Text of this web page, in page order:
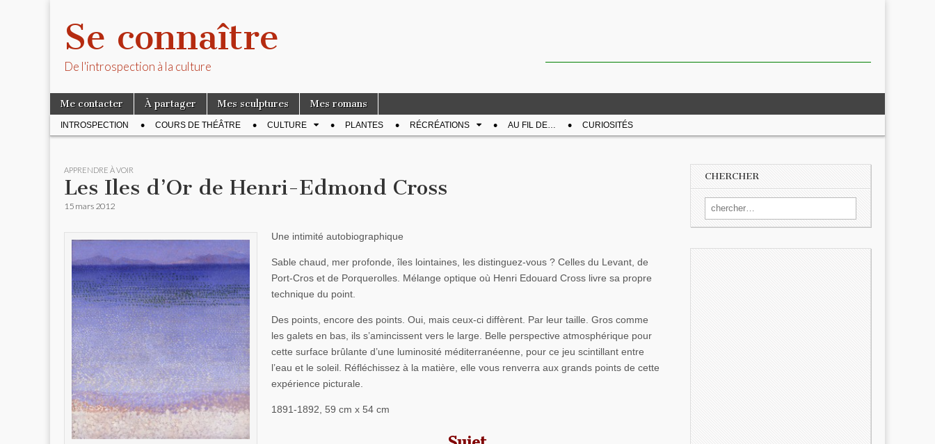
Se connaître
De l'introspection à la culture
Main menu
Skip to content
Me contacter À partager Mes sculptures Mes romans
Sub menu
INTROSPECTION COURS DE THÉÂTRE CULTURE PLANTES RÉCRÉATIONS AU FIL DE… CURIOSITÉS
APPRENDRE À VOIR
Les Iles d’Or de Henri-Edmond Cross
15 mars 2012
Une intimité autobiographique
Sable chaud, mer profonde, îles lointaines, les distinguez-vous ? Celles du Levant, de
Port-Cros et de Porquerolles. Mélange optique où Henri Edouard Cross livre sa propre
technique du point.
Des points, encore des points. Oui, mais ceux-ci diffèrent. Par leur taille. Gros comme
les galets en bas, ils s’amincissent vers le large. Belle perspective atmosphérique pour
cette surface brûlante d’une luminosité méditerranéenne, pour ce jeu scintillant entre
l’eau et le soleil. Réfléchissez à la matière, elle vous renverra aux grands points de cette
expérience picturale.
1891-1892, 59 cm x 54 cm
CHERCHER
Search for: